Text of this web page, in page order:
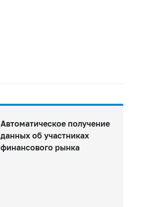
Автоматическое получение
данных об участниках
финансового рынка